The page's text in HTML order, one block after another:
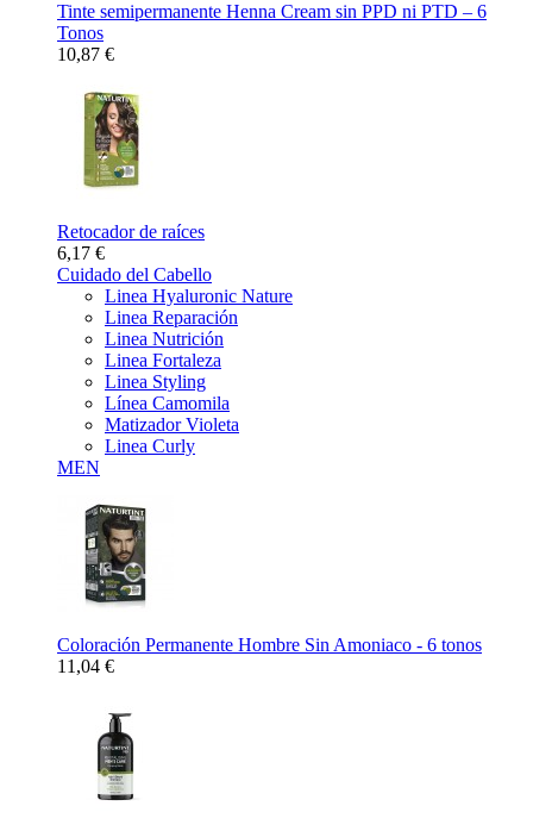
Tinte semipermanente Henna Cream sin PPD ni PTD – 6
Tonos
10,87 €
Retocador de raíces
6,17 €
Cuidado del Cabello
Linea Hyaluronic Nature
Linea Reparación
Linea Nutrición
Linea Fortaleza
Linea Styling
Línea Camomila
Matizador Violeta
Linea Curly
MEN
Coloración Permanente Hombre Sin Amoniaco - 6 tonos
11,04 €